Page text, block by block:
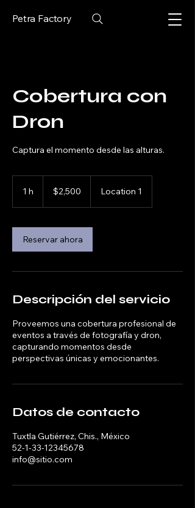
Petra Factory
Cobertura con
Dron
Captura el momento desde las alturas.
1 h
pesos
mexicanos
$2,500 Location 1
Reservar ahora
Descripción del servicio
Proveemos una cobertura profesional de
eventos a través de fotografía y dron,
capturando momentos desde
perspectivas únicas y emocionantes.
Datos de contacto
Tuxtla Gutiérrez, Chis., México
52-1-33-12345678
info@sitio.com